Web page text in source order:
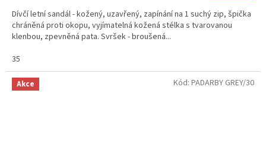
Dívčí letní sandál - kožený, uzavřený, zapínání na 1 suchý zip, špička
chráněná proti okopu, vyjímatelná kožená stélka s tvarovanou
klenbou, zpevněná pata. Svršek - broušená...
35
Akce Kód: PADARBY GREY/30